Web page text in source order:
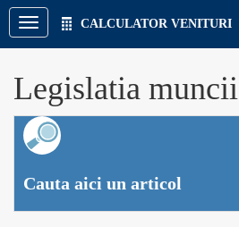
CALCULATOR VENITURI
Legislatia muncii